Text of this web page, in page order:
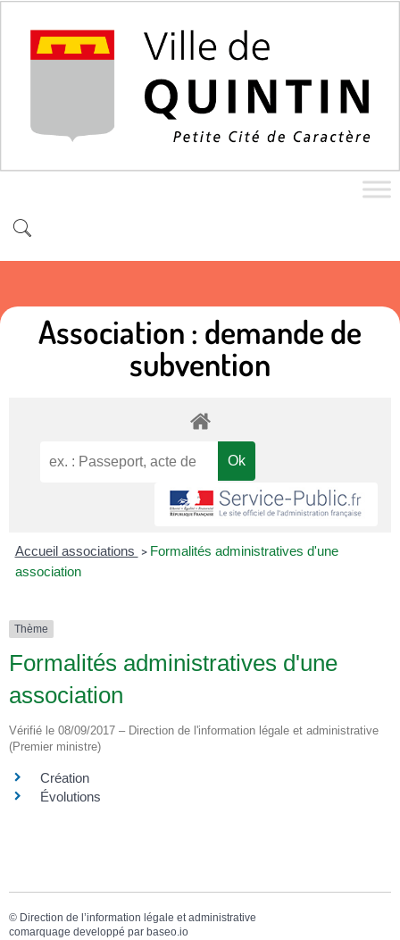
Association : demande de
subvention
Accueil associations > Formalités administratives d'une
association
Thème
Formalités administratives d'une
association
Vérifié le 08/09/2017 – Direction de l'information légale et administrative
(Premier ministre)
Création
Évolutions
© Direction de l’information légale et administrative
comarquage developpé par baseo.io